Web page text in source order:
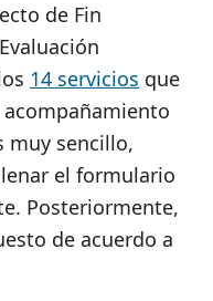
de Fin
14 servicios que
muy sencillo,
el formulario
Posteriormente,
de acuerdo a